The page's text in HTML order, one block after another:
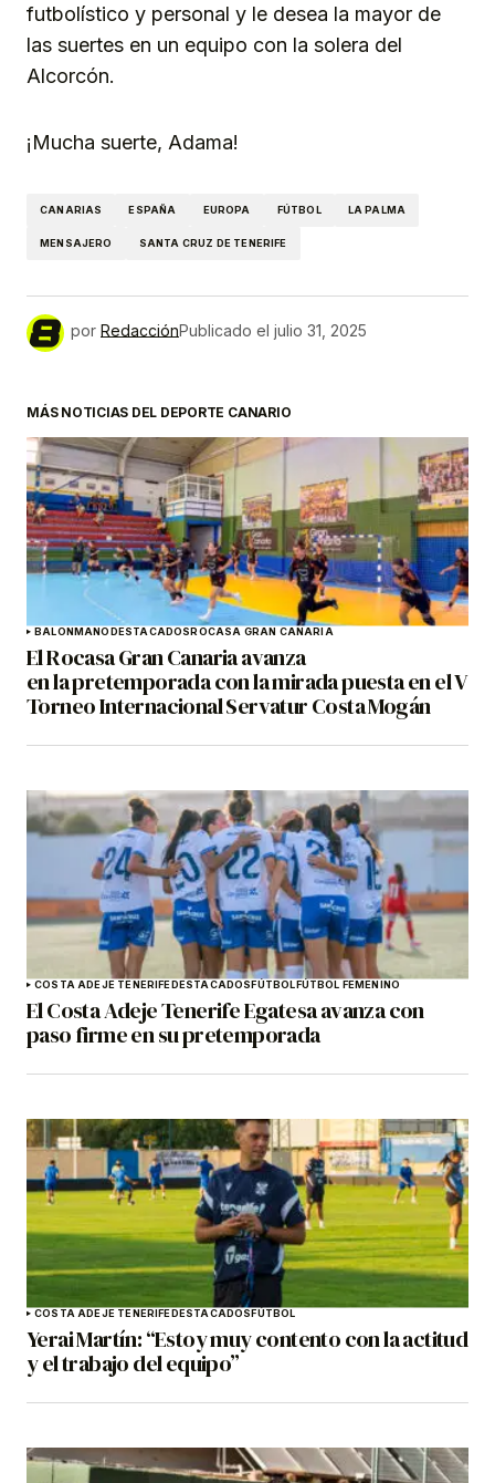
futbolístico y personal y le desea la mayor de
las suertes en un equipo con la solera del
Alcorcón.
¡Mucha suerte, Adama!
CANARIAS ESPAÑA EUROPA FÚTBOL LA PALMA
MENSAJERO SANTA CRUZ DE TENERIFE
por RedacciónPublicado el julio 31, 2025
MÁS NOTICIAS DEL DEPORTE CANARIO
BALONMANODESTACADOSROCASA GRAN CANARIA
El Rocasa Gran Canaria avanza
en la pretemporada con la mirada puesta en el V
Torneo Internacional Servatur Costa Mogán
COSTA ADEJE TENERIFEDESTACADOSFÚTBOLFÚTBOL FEMENINO
El Costa Adeje Tenerife Egatesa avanza con
paso firme en su pretemporada
COSTA ADEJE TENERIFEDESTACADOSFÚTBOL
Yerai Martín: “Estoy muy contento con la actitud
y el trabajo del equipo”